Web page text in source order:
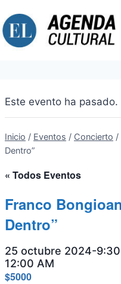
al
contenido
Este evento ha pasado.
Inicio / Eventos / Concierto /
Dentro”
« Todos Eventos
Franco
Dentro”
25 octubre 2024-9:30
12:00 AM
$5000